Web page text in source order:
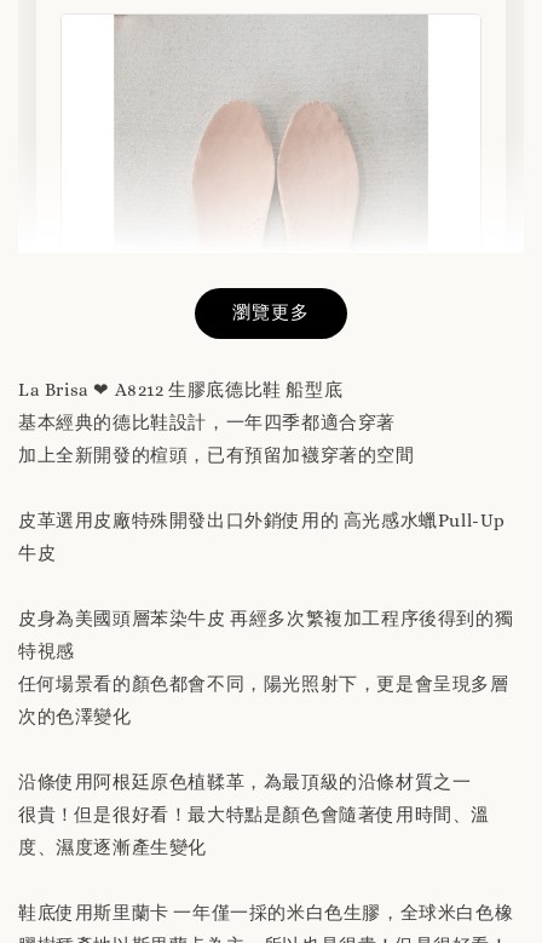
替換用真皮鞋墊 「購買前請務必閱讀商品敘述
加入購物車
瀏覽更多
La Brisa ❤ A8212 生膠底德比鞋 船型底
基本經典的德比鞋設計，一年四季都適合穿著
加上全新開發的楦頭，已有預留加襪穿著的空間
皮革選用皮廠特殊開發出口外銷使用的 高光感水蠟Pull-Up
牛皮
皮身為美國頭層苯染牛皮 再經多次繁複加工程序後得到的獨
特視感
任何場景看的顏色都會不同，陽光照射下，更是會呈現多層
次的色澤變化
沿條使用阿根廷原色植鞣革，為最頂級的沿條材質之一
很貴！但是很好看！最大特點是顏色會隨著使用時間、溫
度、濕度逐漸產生變化
鞋底使用斯里蘭卡 一年僅一採的米白色生膠，全球米白色橡